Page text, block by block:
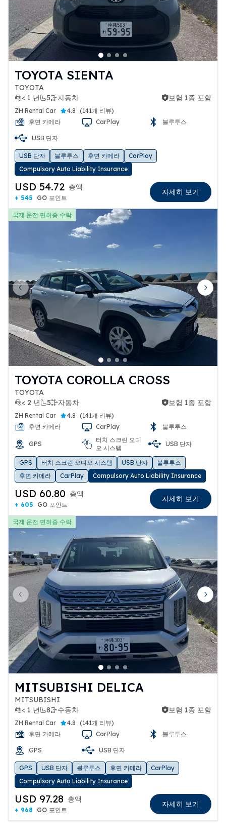
TOYOTA SIENTA
TOYOTA
< 1 년
5 자동차
보험 1종 포함 보험 1종 포함
ZH Rental Car 4.8 (141개 리뷰)
후면 카메라
CarPlay 블루투스
USB 단자
USB 단자 블루투스 후면 카메라
CarPlay
Compulsory Auto Liability Insurance
USD 54.72 총액
+ 545 GO 포인트
자세히 보기
국제 운전 면허증 수락
Previous slide Next
TOYOTA COROLLA CROSS
TOYOTA
< 2 년
5 자동차
보험 1종 포함 보험 1종 포함
ZH Rental Car 4.8 (141개 리뷰)
후면 카메라
CarPlay 블루투스
GPS
터치 스크린 오디
오 시스템
USB 단자
GPS 터치 스크린 오디오 시스템 USB 단자
블루투스
후면 카메라
CarPlay Compulsory Auto Liability Insurance
USD 60.80 총액
+ 605 GO 포인트
자세히 보기
국제 운전 면허증 수락
Previous slide Next
MITSUBISHI DELICA
MITSUBISHI
< 1 년
8 수동차
보험 1종 포함 보험 1종 포함
ZH Rental Car 4.8 (141개 리뷰)
후면 카메라
CarPlay 블루투스
GPS USB 단자
GPS USB 단자 블루투스 후면 카메라
CarPlay
Compulsory Auto Liability Insurance
USD 97.28 총액
+ 968 GO 포인트
자세히 보기